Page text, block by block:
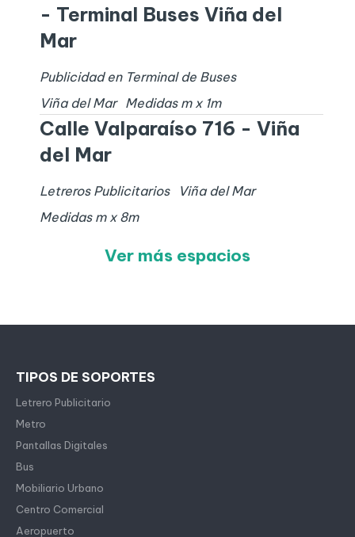
- Terminal Buses Viña del
Mar
Publicidad en Terminal de Buses
Viña del Mar
Medidas m x 1m
Calle Valparaíso 716 - Viña
del Mar
Letreros Publicitarios
Viña del Mar
Medidas m x 8m
Ver más espacios
TIPOS DE SOPORTES
Letrero Publicitario
Metro
Pantallas Digitales
Bus
Mobiliario Urbano
Centro Comercial
Aeropuerto